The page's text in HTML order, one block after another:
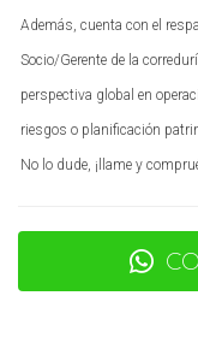
de renovarlo. Su
que necesitaban
en zonas con alta
euros en reformas y
menos de dos años,
180,000 euros. La
adecuado para
Además, cuenta con el
Socio/Gerente de la
perspectiva global en
riesgos o planificación
No lo dude, ¡llame y